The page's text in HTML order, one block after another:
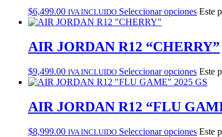
$6,499.00 IVA INCLUIDO Seleccionar opciones Este
AIR JORDAN R12 “CHERRY”
$9,499.00 IVA INCLUIDO Seleccionar opciones Este
AIR JORDAN R12 “FLU
$8,999.00 IVA INCLUIDO Seleccionar opciones Este